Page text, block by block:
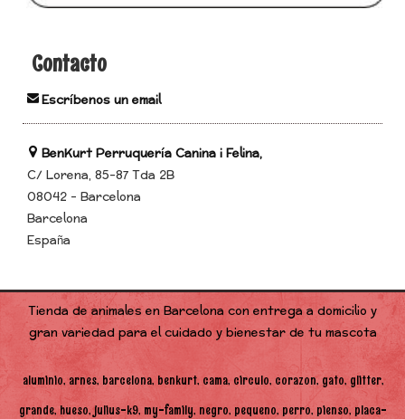
Contacto
Escríbenos un email
BenKurt Perruquería Canina i Felina,
C/ Lorena, 85-87 Tda 2B
08042 - Barcelona
Barcelona
España
Tienda de animales en Barcelona con entrega a domicilio y
gran variedad para el cuidado y bienestar de tu mascota
aluminio arnes barcelona benkurt cama circulo corazon gato glitter
grande hueso julius-k9 my-family negro pequeno perro pienso placa-